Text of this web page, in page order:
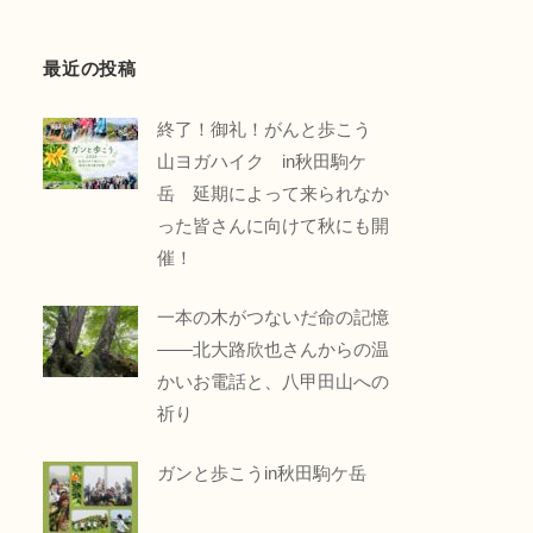
最近の投稿
終了！御礼！がんと歩こう
山ヨガハイク in秋田駒ケ
岳 延期によって来られなか
った皆さんに向けて秋にも開
催！
一本の木がつないだ命の記憶
――北大路欣也さんからの温
かいお電話と、八甲田山への
祈り
ガンと歩こうin秋田駒ケ岳